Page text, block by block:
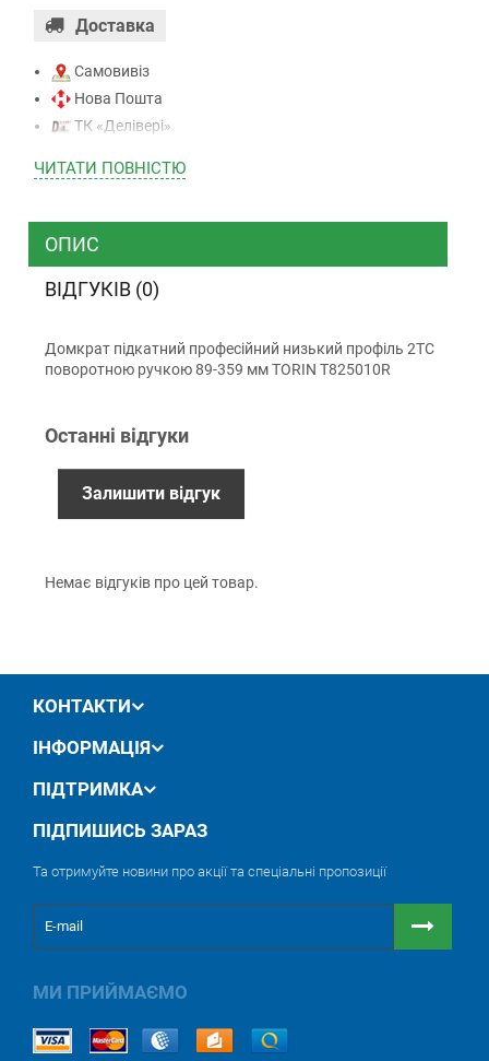
Доставка
Самовивіз
Нова Пошта
ТК «Делівері»
ТК “Justin”
ТК ”УкрПошта”
Готівкою (тільки для Києва)
Приватбанк
Безготівковий розрахунок (з ПДВ)
12 місяців офіційної гарантії від виробника
ЧИТАТИ ПОВНIСТЮ
ОПИС
ВІДГУКІВ (0)
Домкрат підкатний професійний низький профіль 2ТС
поворотною ручкою 89-359 мм TORIN T825010R
Останні відгуки
Залишити відгук
Немає відгуків про цей товар.
КОНТАКТИ
ІНФОРМАЦІЯ
ПІДТРИМКА
ПІДПИШИСЬ ЗАРАЗ
Та отримуйте новини про акції та спеціальні пропозиції
МИ ПРИЙМАЄМО